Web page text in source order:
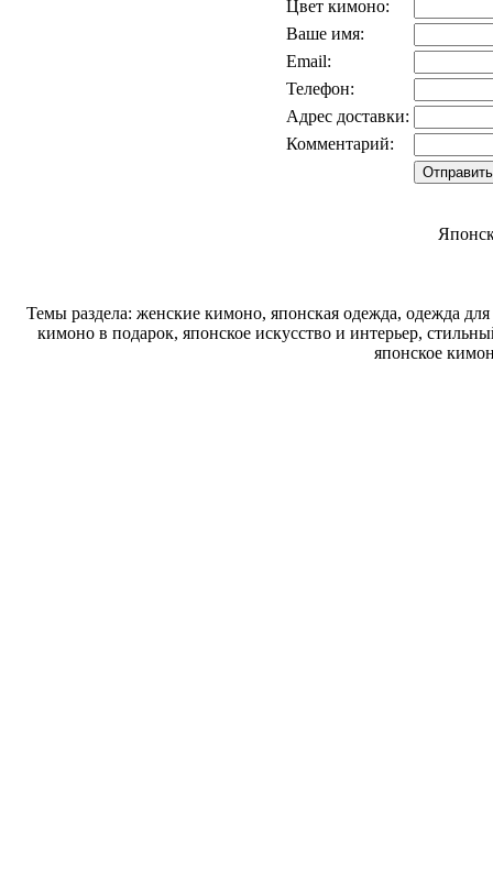
Цвет кимоно:
Ваше имя:
Email:
Телефон:
Адрес доставки:
Комментарий:
Темы раздела: женские кимоно, японская одежда, одежда
кимоно в подарок, японское искусство и интерьер,
японское